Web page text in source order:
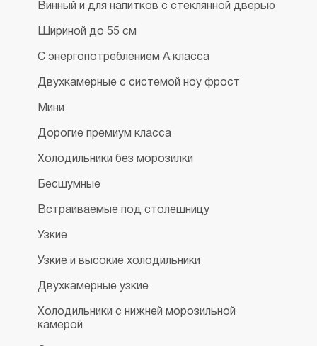
Винный и для напитков с стеклянной дверью
Шириной до 55 см
С энергопотреблением А класса
Двухкамерные с системой ноу фрост
Мини
Дорогие премиум класса
Холодильники без морозилки
Бесшумные
Встраиваемые под столешницу
Узкие
Узкие и высокие холодильники
Двухкамерные узкие
Холодильники с нижней морозильной
камерой